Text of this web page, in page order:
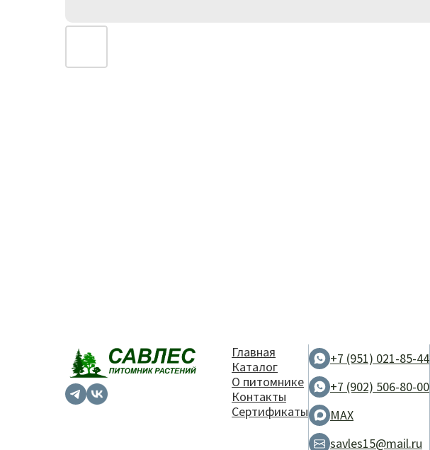
Главная
Каталог
О питомнике
Контакты
Сертификаты
+7 (951) 021-85-44
+7 (902) 506-80-00
MAX
savles15@mail.ru